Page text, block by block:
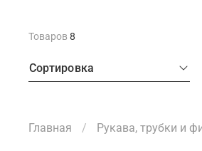
Товаров 8
Сортировка
Главная Рукава, трубки и